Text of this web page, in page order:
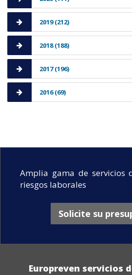
2019 (212)
2018 (188)
2017 (196)
2016 (69)
Amplia gama de servicios
riesgos laborales
Solicite su
Europreven servicios